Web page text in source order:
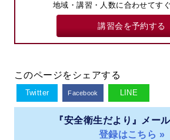
地域・講習・人数に合わせてす
講習会を予約する
このページをシェアする
Twitter Facebook LINE
『安全衛生だより』メー
登録はこちら »